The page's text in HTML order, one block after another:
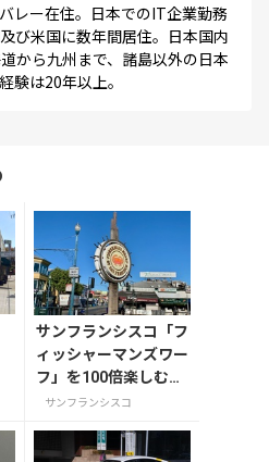
レー在住。日本でのIT企業勤務
び米国に数年間居住。日本国内
から九州まで、諸島以外の日本
験は20年以上。
サンフランシスコ「フ
ィッシャーマンズワー
フ」を100倍楽しむ完
璧ガイド
サンフランシスコ